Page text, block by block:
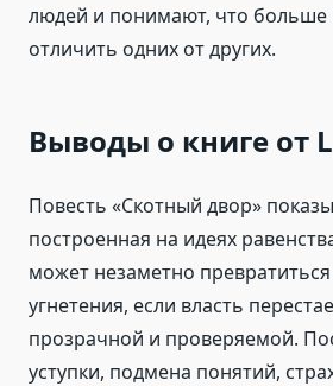
людей и понимают, что больше
отличить одних от других.
Выводы о книге от
Повесть «Скотный двор»
построенная на идеях
может незаметно
угнетения, если власть
прозрачной и проверяемой.
уступки, подмена понятий,